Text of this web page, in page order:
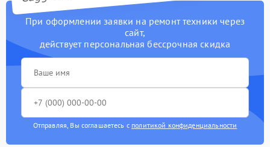
При оформлении заявки на ремонт техники через
сайт,
действует персональная бессрочная скидка
Отправляя, Вы соглашаетесь с политикой конфиденциальности